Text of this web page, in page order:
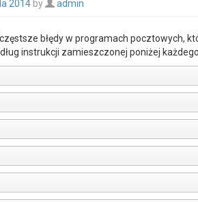
2014 by admin
błędy w programach pocztowych,
instrukcji zamieszczonej poniżej każdego